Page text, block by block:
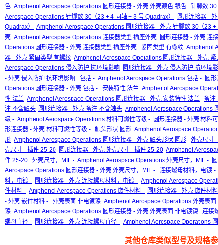
色 Amphenol Aerospace Operations 圆形连接器 - 外壳 外壳颜色 银色
针脚数 30
Aerospace Operations 针脚数 30（23 + 4 同轴 + 3 号 Quadrax）
圆形连接器 -
Quadrax）
Amphenol Aerospace Operations 圆形连接器 - 外壳 针脚数 30（23
壳 Amphenol Aerospace Operations 连接器类型 插座外壳 圆形连接器 - 外壳 连
Operations 圆形连接器 - 外壳 连接器类型 插座外壳
紧固类型 有螺纹 Amphenol
器 - 外壳 紧固类型 有螺纹 Amphenol Aerospace Operations 圆形连接器 - 外壳 紧
Aerospace Operations 侵入防护 抗环境影响
圆形连接器 - 外壳 侵入防护 抗环境
- 外壳 侵入防护 抗环境影响
包括 - Amphenol Aerospace Operations 包括 - 圆
Operations 圆形连接器 - 外壳 包括 -
安装特性 法兰 Amphenol Aerospace
性 法兰 Amphenol Aerospace Operations 圆形连接器 - 外壳 安装特性 法兰
备注
注 不含触头 圆形连接器 - 外壳 备注 不含触头 Amphenol Aerospace Operations
级 - Amphenol Aerospace Operations 材料可燃性等级 - 圆形连接器 - 外壳 材料
形连接器 - 外壳 材料可燃性等级 -
触头形状 圆形 Amphenol Aerospace
形 Amphenol Aerospace Operations 圆形连接器 - 外壳 触头形状 圆形
外壳尺寸
壳尺寸 - 插件 25-20 圆形连接器 - 外壳 外壳尺寸 - 插件 25-20 Amphenol
件 25-20
外壳尺寸，MIL - Amphenol Aerospace Operations 外壳尺寸，MIL -
Aerospace Operations 圆形连接器 - 外壳 外壳尺寸，MIL -
连接螺母材料，电镀 -
料，电镀 - 圆形连接器 - 外壳 连接螺母材料，电镀 - Amphenol Aerospace
件材料 - Amphenol Aerospace Operations 嵌件材料 - 圆形连接器 - 外壳 嵌件材
- 外壳 嵌件材料 -
外壳表面 非电镀镍 Amphenol Aerospace Operations 外壳表面
镍 Amphenol Aerospace Operations 圆形连接器 - 外壳 外壳表面 非电镀镍
连接
螺母直径 - 圆形连接器 - 外壳 连接螺母直径 - Amphenol Aerospace Operations
其他仓库类似型号及规格